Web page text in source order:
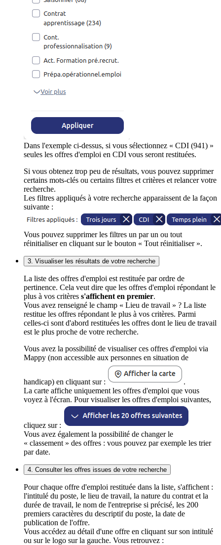
Dans l'exemple ci-dessus, si vous sélectionnez « CDI (941) »
seules les offres d'emploi en CDI vous seront restituées.
Si vous obtenez trop peu de résultats, vous pouvez supprimer
certains mots-clés ou certains filtres et critères et relancer votre
recherche.
Les filtres appliqués à votre recherche apparaissent de la façon
suivante :
Vous pouvez supprimer les filtres un par un ou tout
réinitialiser en cliquant sur le bouton « Tout réinitialiser ».
3. Visualiser les résultats de votre recherche
La liste des offres d'emploi est restituée par ordre de
pertinence. Cela veut dire que les offres d'emploi répondant le
plus à vos critères s'affichent en premier.
Vous avez renseigné le champ « Lieu de travail » ? La liste
restitue les offres répondant le plus à vos critères. Parmi
celles-ci sont d'abord restituées les offres dont le lieu de travail
est le plus proche de votre recherche.
Vous avez la possibilité de visualiser ces offres d'emploi via
Mappy (non accessible aux personnes en situation de
handicap) en cliquant sur :
.
La carte affiche uniquement les offres d'emploi que vous
voyez à l'écran. Pour visualiser les offres d'emploi suivantes,
cliquez sur :
Vous avez également la possibilité de changer le
« classement » des offres : vous pouvez par exemple les trier
par date.
4. Consulter les offres issues de votre recherche
Pour chaque offre d'emploi restituée dans la liste, s'affichent :
l'intitulé du poste, le lieu de travail, la nature du contrat et la
durée de travail, le nom de l'entreprise si précisé, les 200
premiers caractères du descriptif du poste, la date de
publication de l'offre.
Vous accédez au détail d'une offre en cliquant sur son intitulé
ou sur le logo sur la gauche. Vous retrouvez :